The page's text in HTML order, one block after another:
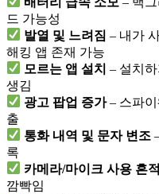
드 가능성
발열 및 느려짐 – 내가
해킹 앱 존재 가능
모르는 앱 설치 – 설치
생김
광고 팝업 증가– 스파이
출
통화 내역 및 문자 변조
록
카메라/마이크 사용 흔적
깜빡임